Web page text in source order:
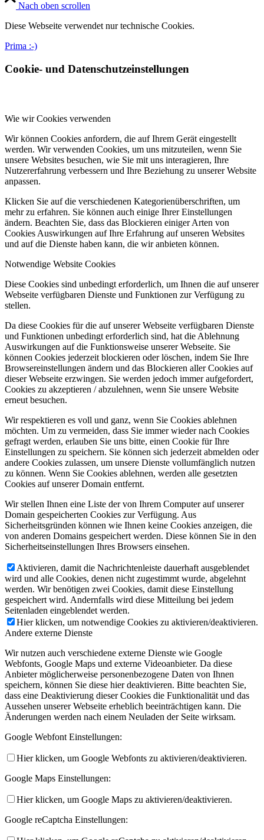
Nach oben scrollen
Diese Webseite verwendet nur technische Cookies.
Prima :-)
Cookie- und Datenschutzeinstellungen
Wie wir Cookies verwenden
Wir können Cookies anfordern, die auf Ihrem Gerät eingestellt
werden. Wir verwenden Cookies, um uns mitzuteilen, wenn Sie
unsere Websites besuchen, wie Sie mit uns interagieren, Ihre
Nutzererfahrung verbessern und Ihre Beziehung zu unserer Website
anpassen.
Klicken Sie auf die verschiedenen Kategorienüberschriften, um
mehr zu erfahren. Sie können auch einige Ihrer Einstellungen
ändern. Beachten Sie, dass das Blockieren einiger Arten von
Cookies Auswirkungen auf Ihre Erfahrung auf unseren Websites
und auf die Dienste haben kann, die wir anbieten können.
Notwendige Website Cookies
Diese Cookies sind unbedingt erforderlich, um Ihnen die auf unserer
Webseite verfügbaren Dienste und Funktionen zur Verfügung zu
stellen.
Da diese Cookies für die auf unserer Webseite verfügbaren Dienste
und Funktionen unbedingt erforderlich sind, hat die Ablehnung
Auswirkungen auf die Funktionsweise unserer Webseite. Sie
können Cookies jederzeit blockieren oder löschen, indem Sie Ihre
Browsereinstellungen ändern und das Blockieren aller Cookies auf
dieser Webseite erzwingen. Sie werden jedoch immer aufgefordert,
Cookies zu akzeptieren / abzulehnen, wenn Sie unsere Website
erneut besuchen.
Wir respektieren es voll und ganz, wenn Sie Cookies ablehnen
möchten. Um zu vermeiden, dass Sie immer wieder nach Cookies
gefragt werden, erlauben Sie uns bitte, einen Cookie für Ihre
Einstellungen zu speichern. Sie können sich jederzeit abmelden oder
andere Cookies zulassen, um unsere Dienste vollumfänglich nutzen
zu können. Wenn Sie Cookies ablehnen, werden alle gesetzten
Cookies auf unserer Domain entfernt.
Wir stellen Ihnen eine Liste der von Ihrem Computer auf unserer
Domain gespeicherten Cookies zur Verfügung. Aus
Sicherheitsgründen können wie Ihnen keine Cookies anzeigen, die
von anderen Domains gespeichert werden. Diese können Sie in den
Sicherheitseinstellungen Ihres Browsers einsehen.
Aktivieren, damit die Nachrichtenleiste dauerhaft ausgeblendet
wird und alle Cookies, denen nicht zugestimmt wurde, abgelehnt
werden. Wir benötigen zwei Cookies, damit diese Einstellung
gespeichert wird. Andernfalls wird diese Mitteilung bei jedem
Seitenladen eingeblendet werden.
Hier klicken, um notwendige Cookies zu aktivieren/deaktivieren.
Andere externe Dienste
Wir nutzen auch verschiedene externe Dienste wie Google
Webfonts, Google Maps und externe Videoanbieter. Da diese
Anbieter möglicherweise personenbezogene Daten von Ihnen
speichern, können Sie diese hier deaktivieren. Bitte beachten Sie,
dass eine Deaktivierung dieser Cookies die Funktionalität und das
Aussehen unserer Webseite erheblich beeinträchtigen kann. Die
Änderungen werden nach einem Neuladen der Seite wirksam.
Google Webfont Einstellungen:
Hier klicken, um Google Webfonts zu aktivieren/deaktivieren.
Google Maps Einstellungen:
Hier klicken, um Google Maps zu aktivieren/deaktivieren.
Google reCaptcha Einstellungen: